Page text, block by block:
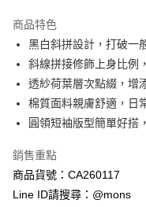
合作金庫商業銀行
華南商業銀行
上海商業儲蓄銀行
國泰世華商業銀行
臺灣中小企業銀行
匯豐（台灣）商業銀行
聯邦商業銀行
元大商業銀行
台新國際商業銀行
台灣樂天信用卡公司
6 期 0 利率 每期
華南商業銀行
上海商業儲蓄銀行
國泰世華商業銀行
臺灣中小企業銀行
聯邦商業銀行
元大商業銀行
玉山商業銀行
超商取貨付款
LINE Pay
Apple Pay
街口支付
悠遊付
商品特色
黑白斜拼設計，打破一
斜線拼接修飾上身比例
透紗荷葉層次點綴，增
棉質面料親膚舒適，日
圓領短袖版型簡單好搭
銷售重點
商品貨號：CA260117
Line ID請搜尋：@mons